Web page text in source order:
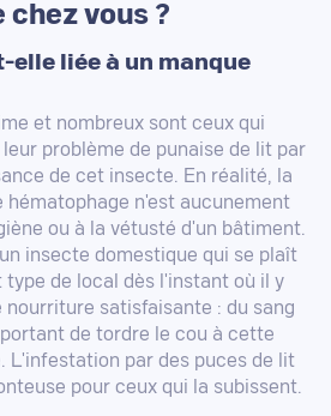
chez vous ?
liée à un manque
et nombreux sont ceux qui
problème de punaise de lit par
de cet insecte. En réalité, la
hématophage n'est aucunement
ou à la vétusté d'un bâtiment.
insecte domestique qui se plaît
de local dès l'instant où il y
nourriture satisfaisante : du sang
de tordre le cou à cette
L'infestation par des puces de lit
pour ceux qui la subissent.